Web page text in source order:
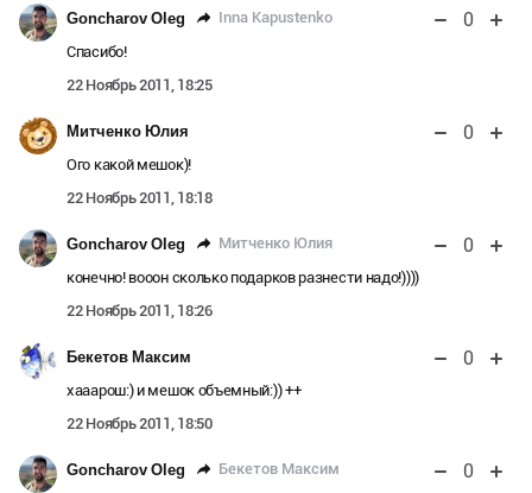
Goncharov Oleg Inna Kapustenko 0
Спасибо!
22 Ноябрь 2011, 18:25
Митченко Юлия 0
Ого какой мешок)!
22 Ноябрь 2011, 18:18
Goncharov Oleg Митченко Юлия 0
конечно! вооон сколько подарков разнести надо!))))
22 Ноябрь 2011, 18:26
Бекетов Максим 0
хааарош:) и мешок объемный:)) ++
22 Ноябрь 2011, 18:50
Goncharov Oleg Бекетов Максим 0